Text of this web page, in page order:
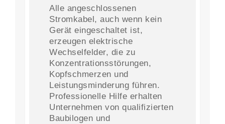
Alle angeschlossenen
Stromkabel, auch wenn kein
Gerät eingeschaltet ist,
erzeugen elektrische
Wechselfelder, die zu
Konzentrationsstörungen,
Kopfschmerzen und
Leistungsminderung führen.
Professionelle Hilfe erhalten
Unternehmen von qualifizierten
Baubilogen und